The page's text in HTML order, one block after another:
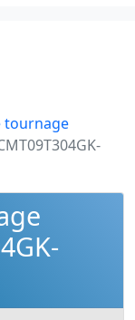
tournage